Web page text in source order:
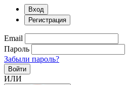
Вход
Регистрация
Email
Пароль
Забыли пароль?
Войти
ИЛИ